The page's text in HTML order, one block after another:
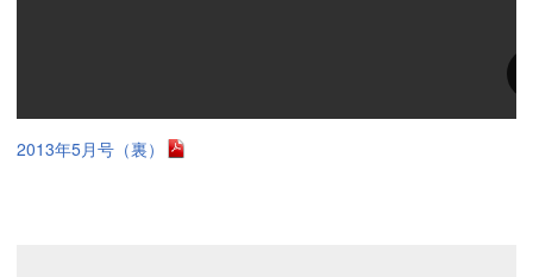
2013年5月号（裏）